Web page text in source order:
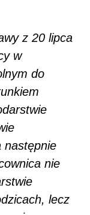
z 20 lipca
w
do
następnie
nie
lecz